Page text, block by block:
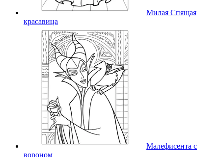
Милая Спящая
красавица
Малефисента с
вороном